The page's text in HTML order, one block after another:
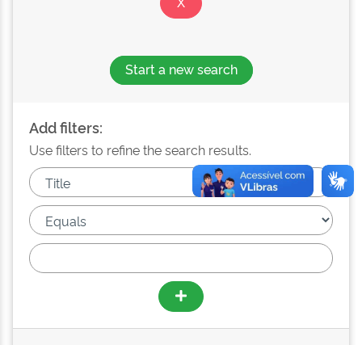
Start a new search
Add filters:
Use filters to refine the search results.